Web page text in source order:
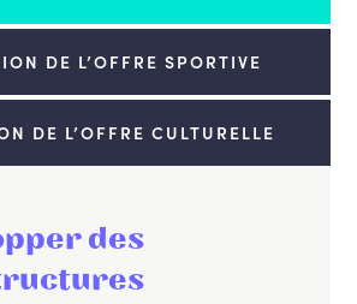
DE L’OFFRE SPORTIVE
DE L’OFFRE CULTURELLE
des